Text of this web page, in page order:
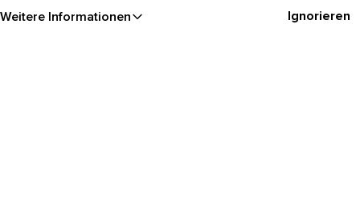
Weitere Informationen Ignorieren